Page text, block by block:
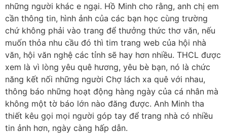
những người khác e ngại. Hồ Minh cho rằng, anh chị em
cần thông tin, hình ảnh của các bạn học cùng trường
chứ không phải vào trang để thưởng thức thơ văn, nếu
muốn thỏa nhu cầu đó thì tim trang web của hội nhà
văn, hội văn nghệ các tỉnh sẽ hay hơn nhiều. THCL được
xem là vì lòng yêu quê hương, yêu bè bạn, nó là chức
năng kết nối những người Chợ lách xa quê với nhau,
thông báo những hoạt động hàng ngày của cá nhân mà
không một tờ báo lớn nào đăng được. Anh Minh tha
thiết kêu gọi mọi người góp tay để trang nhà có nhiều
tin ảnh hơn, ngày càng hấp dẫn.